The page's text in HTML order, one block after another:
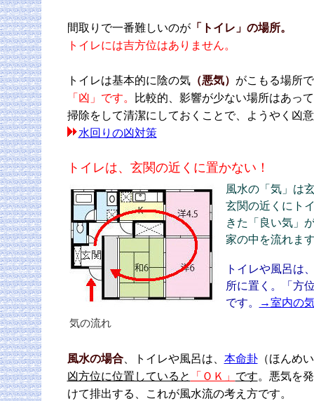
間取りで一番難しいのが「トイレ」の場所。
トイレには吉方位はありません。
トイレは基本的に陰の気（悪気） がこもる場所
「凶」です。
比較的、影響が少ない場所はあっ
掃除をして清潔にしておくことで、ようやく凶
水回りの凶対策
トイレは、玄関の近くに置かない！
風水の「気」は
玄関の近くにト
きた「良い気」
家の中を流れま
トイレや風呂は
所に置く。「方
です。
→室内の
気の流れ
風水の場合、トイレや風呂は、 本命卦（ほんめ
凶方位に位置していると
「ＯＫ」 です。悪気を
けて排出する、これが風水流の考え方です。